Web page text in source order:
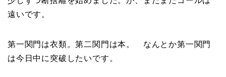
遠いです。
第一関門は衣類。第二関門は本。 なんとか第一関門
は今日中に突破したいです。